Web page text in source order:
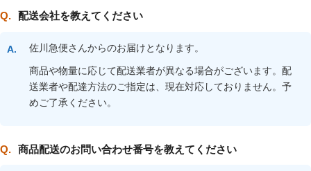
配送会社を教えてください
佐川急便さんからのお届けとなります。
商品や物量に応じて配送業者が異なる場合がございます。配
送業者や配達方法のご指定は、現在対応しておりません。予
めご了承ください。
商品配送のお問い合わせ番号を教えてください